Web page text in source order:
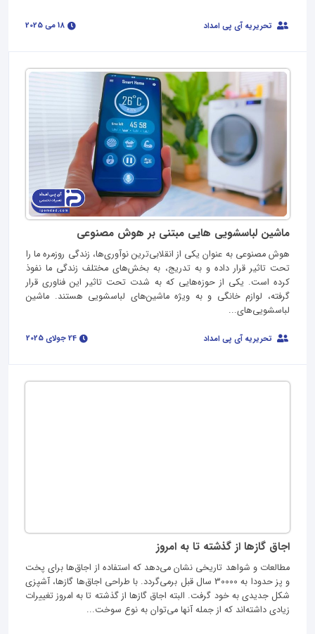
تحریریه آی پی امداد
ماشین لباسشویی هایی مبتنی بر هوش مصنوعی
هوش مصنوعی به عنوان یکی از انقلابی‌ترین نوآوری‌ها، زندگی روزمره ما را
تحت تاثیر قرار داده و به تدریج، به بخش‌های مختلف زندگی ما نفوذ
کرده است. یکی از حوزه‌هایی که به شدت تحت تاثیر این فناوری قرار
گرفته، لوازم خانگی و به ویژه ماشین‌های لباسشویی هستند. ماشین
لباسشویی‌های...
تحریریه آی پی امداد
اجاق گازها از گذشته تا به امروز
مطالعات و شواهد تاریخی نشان می‌دهد که استفاده از اجاق‌ها برای پخت
و پز حدودا به 30000 سال قبل برمی‌گردد. با طراحی اجاق‌ها گازها، آشپزی
شکل جدیدی به خود گرفت. البته اجاق گازها از گذشته تا به امروز تغییرات
زیادی داشته‌اند که از جمله آنها می‌توان به نوع سوخت...